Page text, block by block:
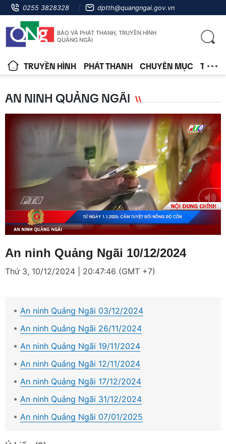
0255 3828328 dptth@quangngai.gov.vn
BÁO VÀ PHÁT THANH, TRUYỀN HÌNH
QUẢNG NGÃI
TRUYỀN HÌNH PHÁT THANH CHUYÊN MỤC TIN
AN NINH QUẢNG NGÃI
Mute Loaded:
3.87%
An ninh Quảng Ngãi 10/12/2024
Thứ 3, 10/12/2024 | 20:47:46 (GMT +7)
An ninh Quảng Ngãi 03/12/2024
An ninh Quảng Ngãi 26/11/2024
An ninh Quảng Ngãi 19/11/2024
An ninh Quảng Ngãi 12/11/2024
An ninh Quảng Ngãi 17/12/2024
An ninh Quảng Ngãi 31/12/2024
An ninh Quảng Ngãi 07/01/2025